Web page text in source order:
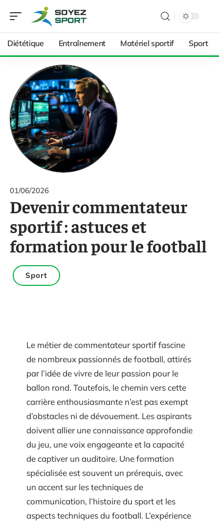
Diététique Entraînement Matériel sportif Sport
01/06/2026
Devenir commentateur
sportif : astuces et
formation pour le football
Sport
Le métier de commentateur sportif fascine
de nombreux passionnés de football, attirés
par l’idée de vivre de leur passion pour le
ballon rond. Toutefois, le chemin vers cette
carrière enthousiasmante n’est pas exempt
d’obstacles ni de dévouement. Les aspirants
doivent allier une connaissance approfondie
du jeu, une voix engageante et la capacité
de captiver un auditoire. Une formation
spécialisée est souvent un prérequis, avec
un accent sur les techniques de
communication, l’histoire du sport et les
aspects techniques du football. L’expérience